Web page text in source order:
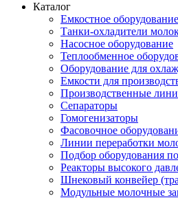
Каталог
Емкостное
Танки-охладители
Насосное оборудование
Теплообменное
Оборудование для
Емкости для
Производственные
Сепараторы
Гомогенизаторы
Фасовочное
Линии переработки
Подбор оборудования
Реакторы высокого
Шнековый конвейер
Модульные молочные